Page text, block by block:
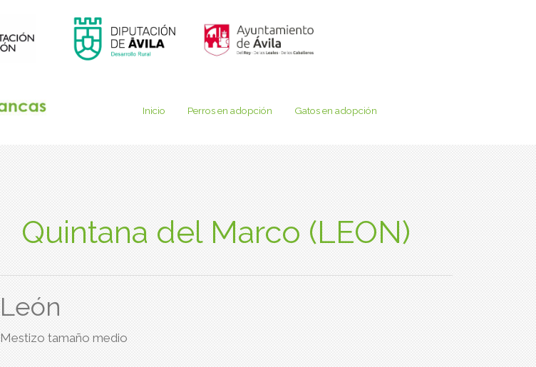
Inicio Perros en adopción Gatos en adopción
Quintana del Marco (LEON)
León
Mestizo tamaño medio